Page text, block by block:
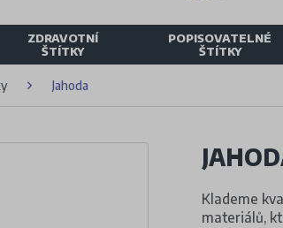
ZDRAVOTNÍ
ŠTÍTKY
POPISOVATELNÉ
ŠTÍTKY
Jahoda
Klademe
materiálů,